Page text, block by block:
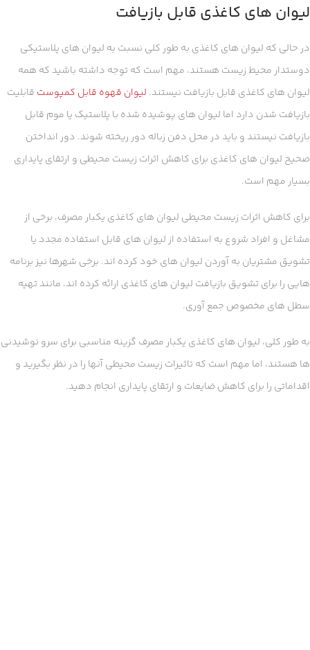
لیوان های کاغذی قابل بازیافت
در حالی که لیوان های کاغذی به طور کلی نسبت به لیوان های پلاستیکی
دوستدار محیط زیست هستند، مهم است که توجه داشته باشید که همه
لیوان های کاغذی قابل بازیافت نیستند. لیوان قهوه قابل کمپوست قابلیت
بازیافت شدن دارد اما لیوان های پوشیده شده با پلاستیک یا موم قابل
بازیافت نیستند و باید در محل دفن زباله دور ریخته شوند. دور انداختن
صحیح لیوان های کاغذی برای کاهش اثرات زیست محیطی و ارتقای پایداری
بسیار مهم است.
برای کاهش اثرات زیست محیطی لیوان های کاغذی یکبار مصرف، برخی از
مشاغل و افراد شروع به استفاده از لیوان های قابل استفاده مجدد یا
تشویق مشتریان به آوردن لیوان های خود کرده اند. برخی شهرها نیز برنامه
هایی را برای تشویق بازیافت لیوان های کاغذی ارائه کرده اند، مانند تهیه
سطل های مخصوص جمع آوری.
به طور کلی، لیوان های کاغذی یکبار مصرف گزینه مناسبی برای سرو نوشیدنی
ها هستند، اما مهم است که تاثیرات زیست محیطی آنها را در نظر بگیرید و
اقداماتی را برای کاهش ضایعات و ارتقای پایداری انجام دهید.